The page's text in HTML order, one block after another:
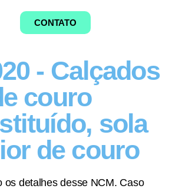
CONTATO
- Calçados
couro
sola
de couro
os detalhes desse NCM. Caso